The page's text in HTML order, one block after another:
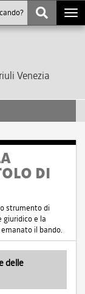
Venezia
DI
strumento di
giuridico e la
il bando.
delle